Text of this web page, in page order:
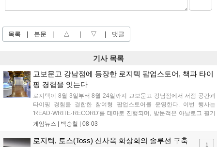
목록 본문 △ ▽ 댓글
기사 목록
교보문고 강남점에 등장한 로지텍 팝업스토어, 책과 타이
핑 경험을 잇는다
로지텍이 8월 3일부터 8월 24일까지 교보문고 강남점에서 서점 공간과
타이핑 경험을 결합한 참여형 팝업스토어를 운영한다. 이번 행사는
'READ·WRITE·RECORD'를 테마로 진행되며, 방문객은 아날로그 필기
와 디지털 타이핑을 거쳐 문장을 엽서로 출력해 보관할 수 있다. 현장에
구매 고객 전용 혜택도 함께 준비됐다....
게임뉴스 | 백승철 | 08-03
로지텍, 토스(Toss) 신사옥 화상회의 솔루션 구축 1